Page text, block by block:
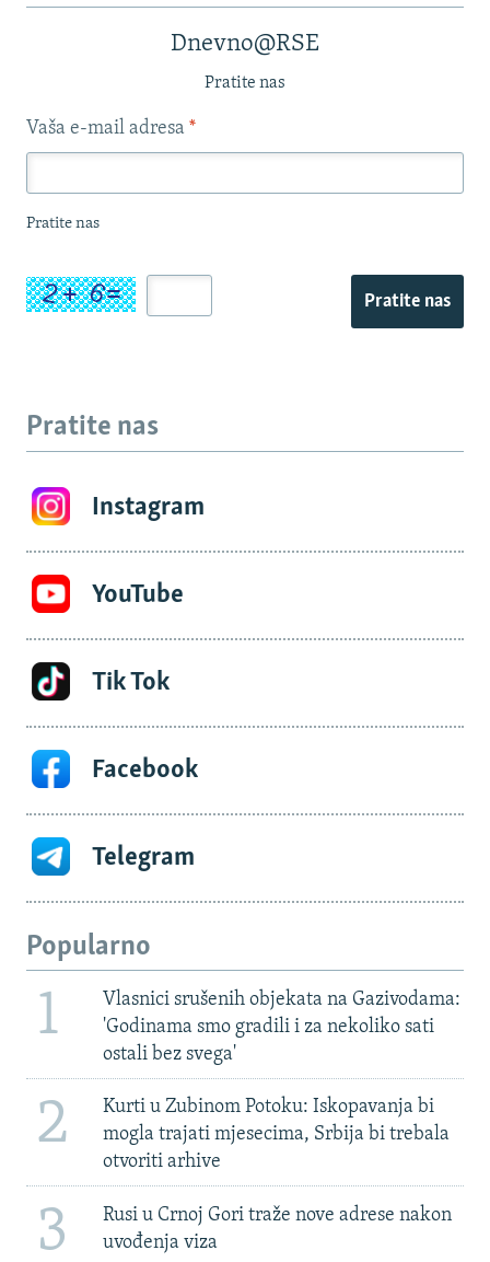
Dnevno@RSE
Pratite nas
Vaša e-mail adresa *
Pratite nas
Pratite nas
Pratite nas
Instagram
YouTube
Tik Tok
Facebook
Telegram
Popularno
1
Vlasnici srušenih objekata na Gazivodama:
'Godinama smo gradili i za nekoliko sati
ostali bez svega'
2
Kurti u Zubinom Potoku: Iskopavanja bi
mogla trajati mjesecima, Srbija bi trebala
otvoriti arhive
3
Rusi u Crnoj Gori traže nove adrese nakon
uvođenja viza